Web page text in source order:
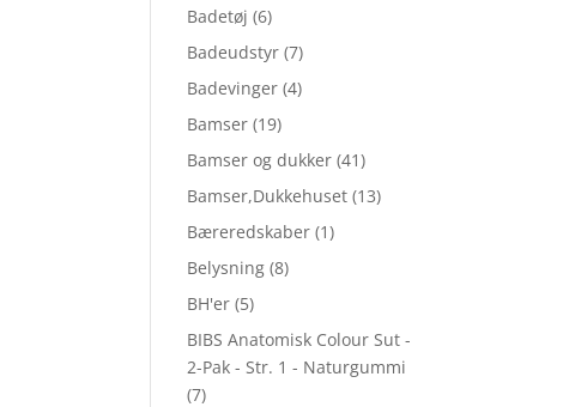
Badetøj (6)
Badeudstyr (7)
Badevinger (4)
Bamser (19)
Bamser og dukker (41)
Bamser,Dukkehuset (13)
Bæreredskaber (1)
Belysning (8)
BH'er (5)
BIBS Anatomisk Colour Sut -
2-Pak - Str. 1 - Naturgummi
(7)